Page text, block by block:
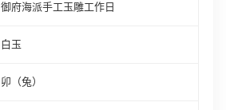
御府海派手工玉雕工作日
白玉
卯（兔）